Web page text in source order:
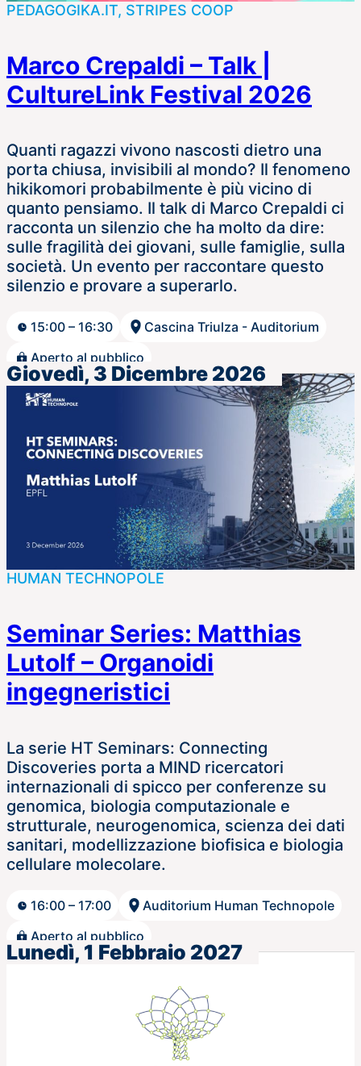
PEDAGOGIKA.IT, STRIPES COOP
Marco Crepaldi – Talk |
CultureLink Festival 2026
Quanti ragazzi vivono nascosti dietro una
porta chiusa, invisibili al mondo? Il fenomeno
hikikomori probabilmente è più vicino di
quanto pensiamo. Il talk di Marco Crepaldi ci
racconta un silenzio che ha molto da dire:
sulle fragilità dei giovani, sulle famiglie, sulla
società. Un evento per raccontare questo
silenzio e provare a superarlo.
15:00 – 16:30
Cascina Triulza - Auditorium
Aperto al pubblico
Giovedì, 3 Dicembre 2026
HUMAN TECHNOPOLE
Seminar Series: Matthias
Lutolf – Organoidi
ingegneristici
La serie HT Seminars: Connecting
Discoveries porta a MIND ricercatori
internazionali di spicco per conferenze su
genomica, biologia computazionale e
strutturale, neurogenomica, scienza dei dati
sanitari, modellizzazione biofisica e biologia
cellulare molecolare.
16:00 – 17:00
Auditorium Human Technopole
Aperto al pubblico
Lunedì, 1 Febbraio 2027